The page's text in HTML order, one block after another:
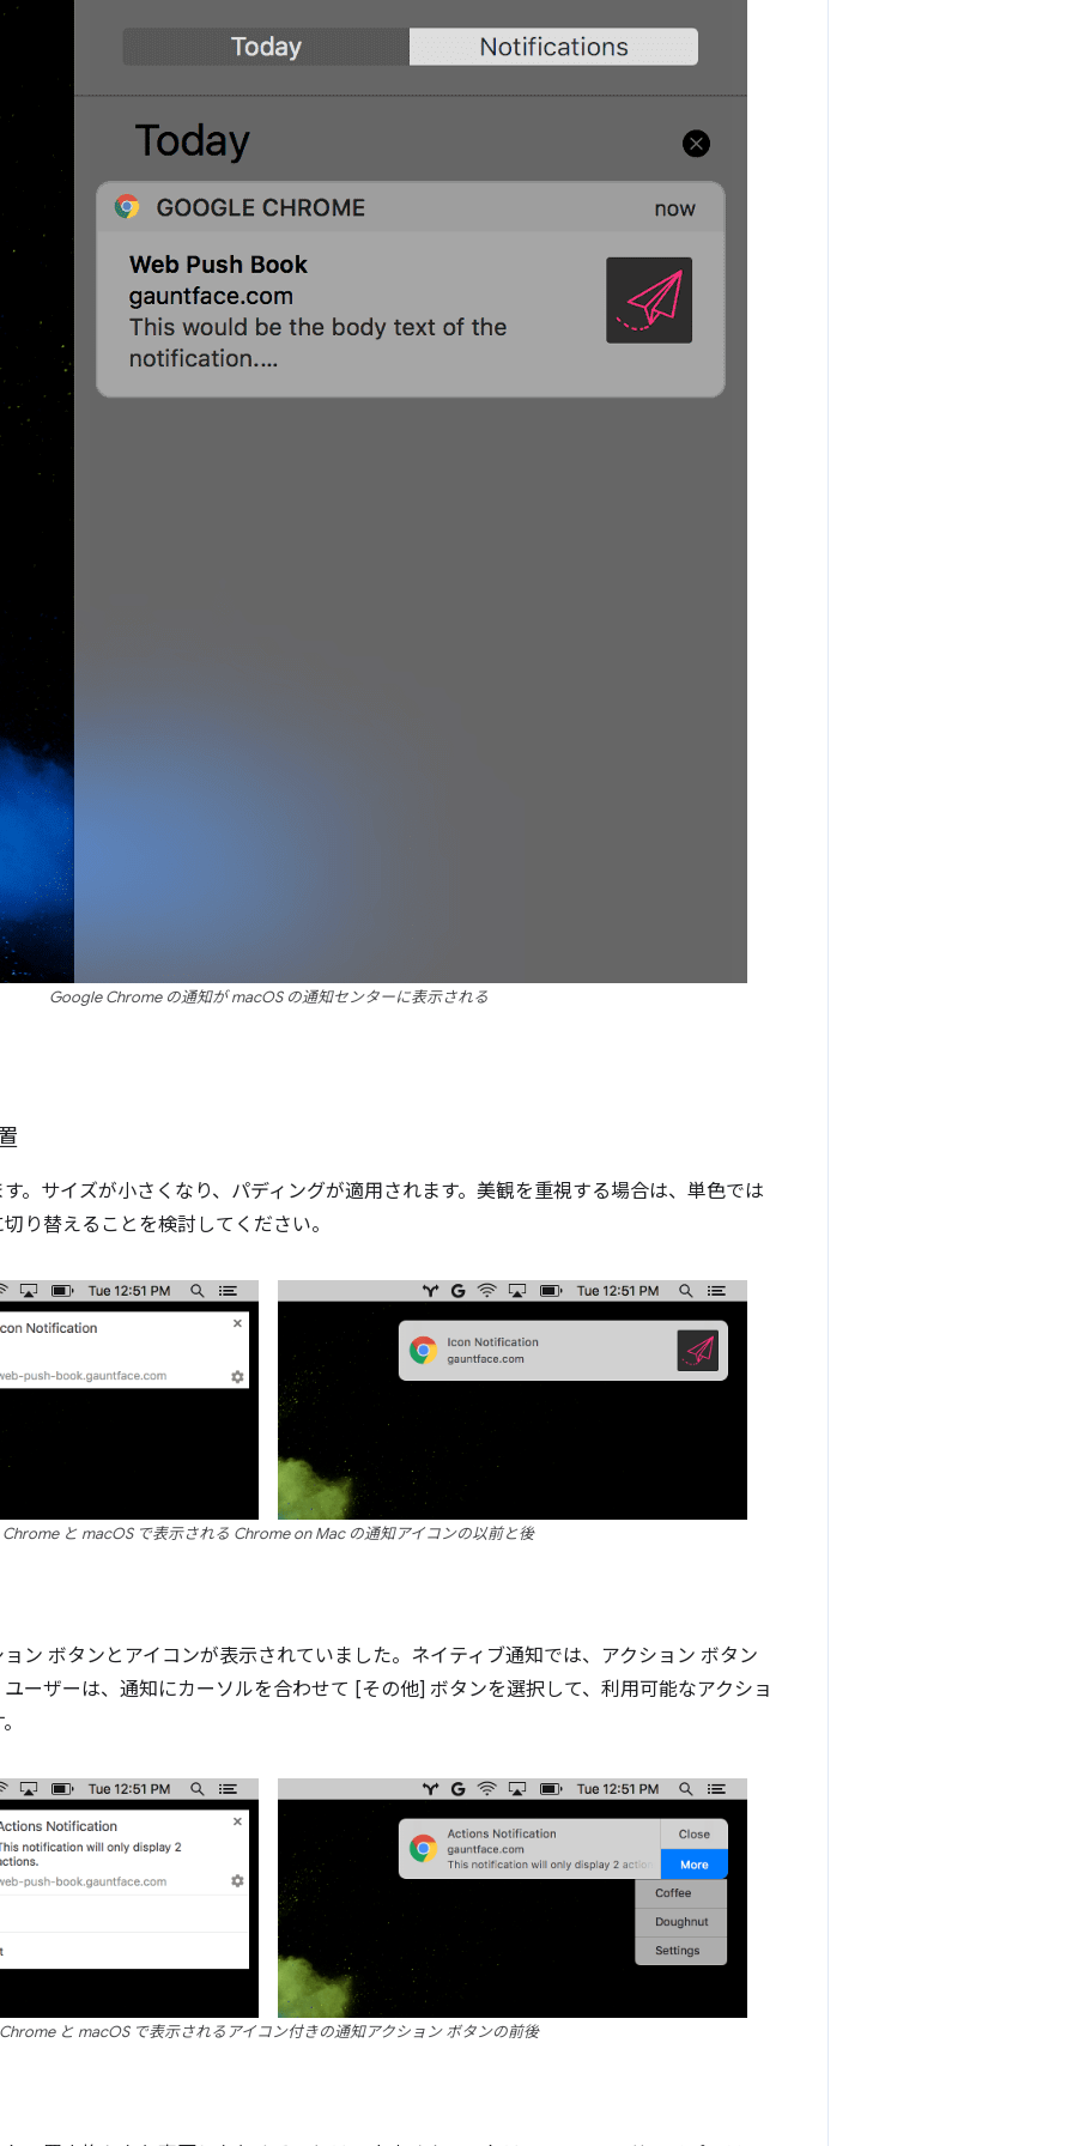
Google Chrome の通知が macOS の通知センターに表示される
。サイズが小さくなり、パディングが適用されます。美観を重視する場合は、単色では
り替えることを検討してください。
Chrome と macOS で表示される Chrome on Mac の通知アイコンの以前と後
ン ボタンとアイコンが表示されていました。ネイティブ通知では、アクション ボタン
ーザーは、通知にカーソルを合わせて [その他] ボタンを選択して、利用可能なアクショ
と macOS で表示されるアイコン付きの通知アクション ボタンの前後